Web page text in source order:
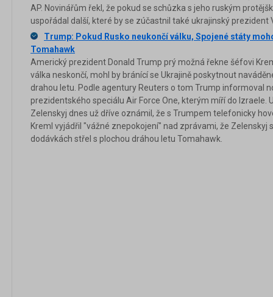
AP. Novinářům řekl, že pokud se schůzka s jeho ruským
uspořádal další, které by se zúčastnil také ukrajinský prezident
Trump: Pokud Rusko neukončí válku, Spojené státy
Tomahawk
Americký prezident Donald Trump prý možná řekne šéfovi
válka neskončí, mohl by bránící se Ukrajině poskytnout
drahou letu. Podle agentury Reuters o tom Trump informoval
prezidentského speciálu Air Force One, kterým míří do Izraele.
Zelenskyj dnes už dříve oznámil, že s Trumpem telefonicky
Kreml vyjádřil "vážné znepokojení" nad zprávami, že Zelenskyj
dodávkách střel s plochou dráhou letu Tomahawk.